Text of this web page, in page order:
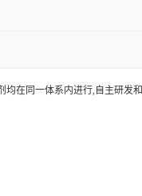
在同一体系内进行,自主研发